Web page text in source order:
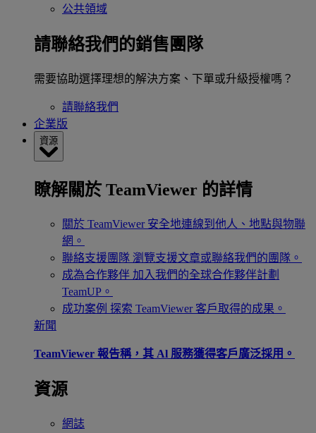
公共領域
請聯絡我們的銷售團隊
需要協助選擇理想的解決方案、下單或升級授權嗎？
請聯絡我們
企業版
資源
瞭解關於 TeamViewer 的詳情
關於 TeamViewer 安全地連線到他人、地點與物聯
網。
聯絡支援團隊 瀏覽支援文章或聯絡我們的團隊。
成為合作夥伴 加入我們的全球合作夥伴計劃
TeamUP。
成功案例 探索 TeamViewer 客戶取得的成果。
新聞
TeamViewer 報告稱，其 Al 服務獲得客戶廣泛採用。
資源
網誌